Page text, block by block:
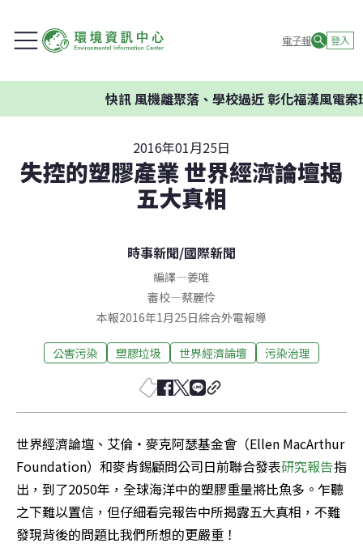
電子報 登入
快訊風機離聚落、學校過近 彰化福漢風電案環
2016年01月25日
失控的塑膠產業 世界經濟論壇揭
五大真相
時事新聞/國際新聞
編譯—姜唯
審校—蔡麗伶
本報2016年1月25日綜合外電報導
公害污染 塑膠垃圾 世界經濟論壇 污染治理
世界經濟論壇、艾倫‧麥克阿瑟基金會（Ellen MacArthur
Foundation）和麥肯錫顧問公司日前聯合發表研究報告指
出，到了2050年，全球海洋中的塑膠重量將比魚多。乍聽
之下難以置信，但仔細看完報告中所揭露五大真相，不難
發現背後的問題比我們所想的更嚴重！